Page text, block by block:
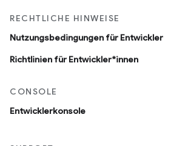
RECHTLICHE HINWEISE
Nutzungsbedingungen für Entwickler
Richtlinien für Entwickler*innen
CONSOLE
Entwicklerkonsole